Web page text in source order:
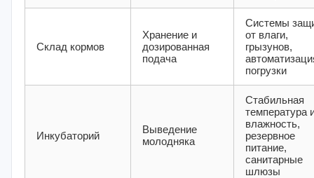
Склад кормов
Хранение и
дозированная
подача
Системы
от влаги,
грызунов,
погрузки
Инкубаторий
Выведение
молодняка
Стабильная
температура
влажность,
резервное
питание,
санитарные
шлюзы